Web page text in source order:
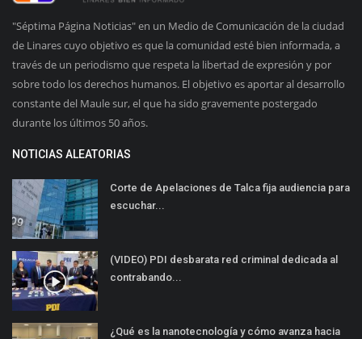
"Séptima Página Noticias" en un Medio de Comunicación de la ciudad
de Linares cuyo objetivo es que la comunidad esté bien informada, a
través de un periodismo que respeta la libertad de expresión y por
sobre todo los derechos humanos. El objetivo es aportar al desarrollo
constante del Maule sur, el que ha sido gravemente postergado
durante los últimos 50 años.
NOTICIAS ALEATORIAS
Corte de Apelaciones de Talca fija audiencia para
escuchar...
(VIDEO) PDI desbarata red criminal dedicada al
contrabando...
¿Qué es la nanotecnología y cómo avanza hacia